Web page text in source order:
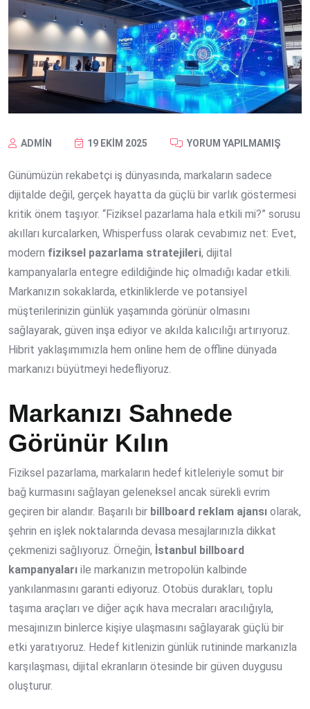
ADMIN 19 EKIM 2025 YORUM YAPILMAMIŞ
Günümüzün rekabetçi iş dünyasında, markaların sadece
dijitalde değil, gerçek hayatta da güçlü bir varlık göstermesi
kritik önem taşıyor. “Fiziksel pazarlama hala etkili mi?” sorusu
akılları kurcalarken, Whisperfuss olarak cevabımız net: Evet,
modern fiziksel pazarlama stratejileri, dijital
kampanyalarla entegre edildiğinde hiç olmadığı kadar etkili.
Markanızın sokaklarda, etkinliklerde ve potansiyel
müşterilerinizin günlük yaşamında görünür olmasını
sağlayarak, güven inşa ediyor ve akılda kalıcılığı artırıyoruz.
Hibrit yaklaşımımızla hem online hem de offline dünyada
markanızı büyütmeyi hedefliyoruz.
Markanızı Sahnede
Görünür Kılın
Fiziksel pazarlama, markaların hedef kitleleriyle somut bir
bağ kurmasını sağlayan geleneksel ancak sürekli evrim
geçiren bir alandır. Başarılı bir billboard reklam ajansı olarak,
şehrin en işlek noktalarında devasa mesajlarınızla dikkat
çekmenizi sağlıyoruz. Örneğin, İstanbul billboard
kampanyaları ile markanızın metropolün kalbinde
yankılanmasını garanti ediyoruz. Otobüs durakları, toplu
taşıma araçları ve diğer açık hava mecraları aracılığıyla,
mesajınızın binlerce kişiye ulaşmasını sağlayarak güçlü bir
etki yaratıyoruz. Hedef kitlenizin günlük rutininde markanızla
karşılaşması, dijital ekranların ötesinde bir güven duygusu
oluşturur.